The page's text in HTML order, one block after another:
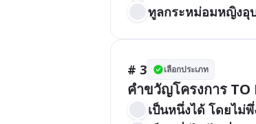
ทูลกระหม่อมหญิงอุ
# 3 เลือกประเภท
คำขวัญโครงการ TO
เป็นหนึ่งได้ โดยไม่